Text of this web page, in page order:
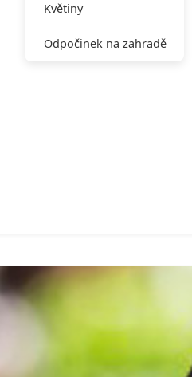
Květiny
Odpočinek na zahradě